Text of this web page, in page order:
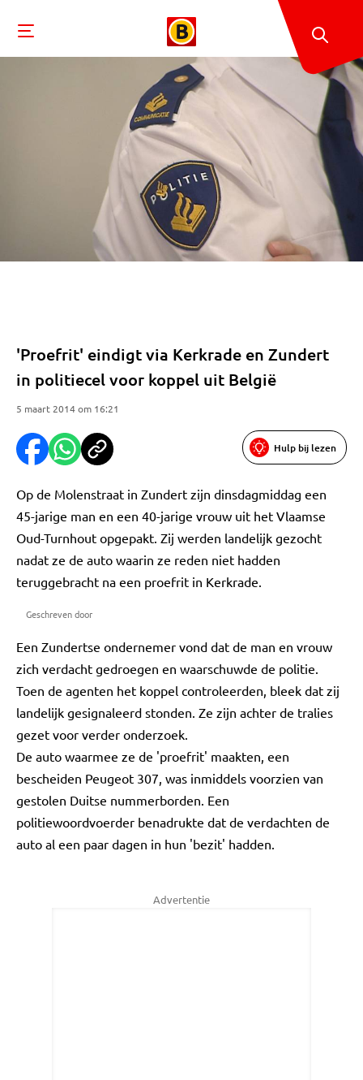
'Proefrit' eindigt via Kerkrade en Zundert
in politiecel voor koppel uit België
5 maart 2014 om 16:21
Hulp bij lezen
Op de Molenstraat in Zundert zijn dinsdagmiddag een
45-jarige man en een 40-jarige vrouw uit het Vlaamse
Oud-Turnhout opgepakt. Zij werden landelijk gezocht
nadat ze de auto waarin ze reden niet hadden
teruggebracht na een proefrit in Kerkrade.
Geschreven door
Een Zundertse ondernemer vond dat de man en vrouw
zich verdacht gedroegen en waarschuwde de politie.
Toen de agenten het koppel controleerden, bleek dat zij
landelijk gesignaleerd stonden. Ze zijn achter de tralies
gezet voor verder onderzoek.
De auto waarmee ze de 'proefrit' maakten, een
bescheiden Peugeot 307, was inmiddels voorzien van
gestolen Duitse nummerborden. Een
politiewoordvoerder benadrukte dat de verdachten de
auto al een paar dagen in hun 'bezit' hadden.
Advertentie